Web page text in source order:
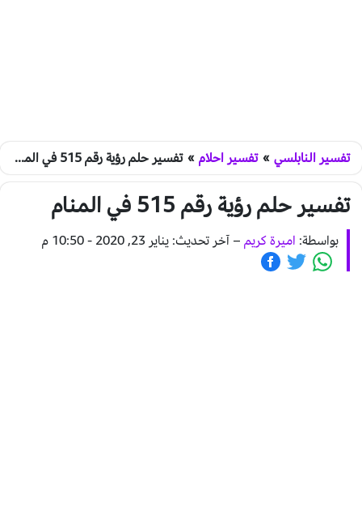
تفسير النابلسي » تفسير احلام » تفسير حلم رؤية رقم 515 في المنام
تفسير حلم رؤية رقم 515 في المنام
بواسطة: اميرة كريم – آخر تحديث: يناير 23, 2020 - 10:50 م